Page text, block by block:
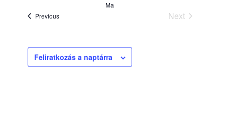
PreviousEsemények
Ma
Next
Feliratkozás a naptárra